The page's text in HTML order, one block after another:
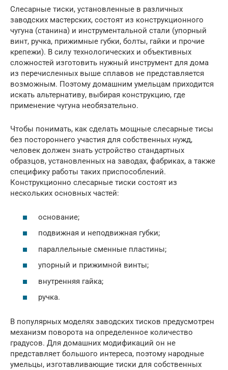
Слесарные тиски, установленные в различных
заводских мастерских, состоят из конструкционного
чугуна (станина) и инструментальной стали (упорный
винт, ручка, прижимные губки, болты, гайки и прочие
крепежи). В силу технологических и объективных
сложностей изготовить нужный инструмент для дома
из перечисленных выше сплавов не представляется
возможным. Поэтому домашним умельцам приходится
искать альтернативу, выбирая конструкцию, где
применение чугуна необязательно.
Чтобы понимать, как сделать мощные слесарные тисы
без постороннего участия для собственных нужд,
человек должен знать устройство стандартных
образцов, установленных на заводах, фабриках, а также
специфику работы таких приспособлений.
Конструкционно слесарные тиски состоят из
нескольких основных частей:
основание;
подвижная и неподвижная губки;
параллельные сменные пластины;
упорный и прижимной винты;
внутренняя гайка;
ручка.
В популярных моделях заводских тисков предусмотрен
механизм поворота на определенное количество
градусов. Для домашних модификаций он не
представляет большого интереса, поэтому народные
умельцы, изготавливающие тиски для собственных